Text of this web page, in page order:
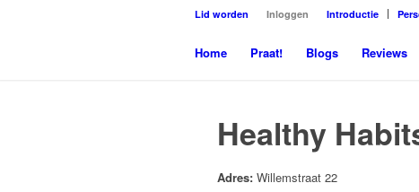
Lid worden Inloggen Introductie
Home Praat! Blogs Reviews
Healthy
Adres: Willemstraat 22